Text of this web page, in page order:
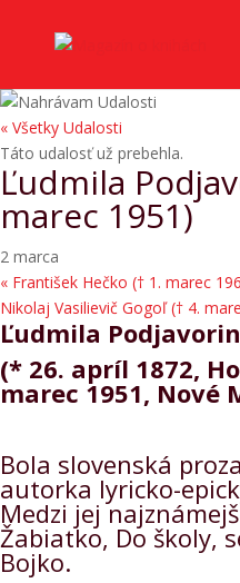
« Všetky Udalosti
Táto udalosť už prebehla.
Ľudmila
marec 1951)
2 marca
« František Hečko († 1. marec
Nikolaj Vasilievič Gogoľ († 4.
Ľudmila
(* 26. apríl 1872,
marec 1951, Nové
Bola slovenská
autorka lyricko-
Medzi jej
Žabiatko, Do školy,
Bojko.